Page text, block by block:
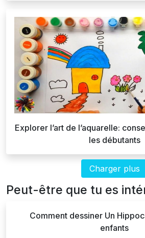
Explorer l’art de l’aquarelle:
les débutants
Charger plus
Peut-être que tu es
Comment dessiner Un
enfants